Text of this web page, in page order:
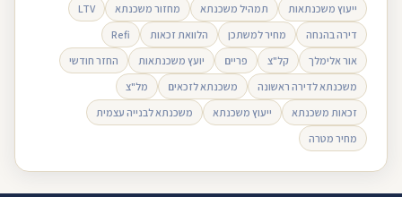
ייעוץ משכנתאות תמהיל משכנתא מחזור משכנתא
LTV
דירה בהנחה
מחיר למשתכן הלוואת זכאות
Refi
אור אלימלך
קל"צ פריים יועץ משכנתאות
החזר חודשי
משכנתא לדירה ראשונה
משכנתא לזכאים
מל"צ
זכאות משכנתא
ייעוץ משכנתא
משכנתא לבנייה עצמית
מחיר מטרה